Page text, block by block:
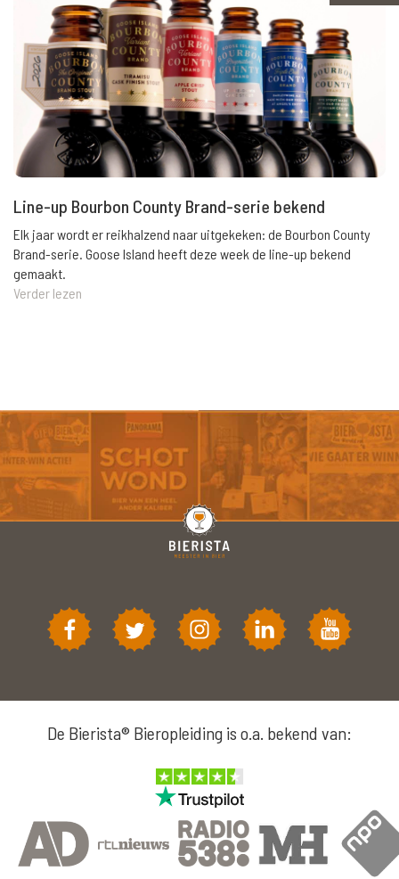
Line-up Bourbon County Brand-serie bekend
Elk jaar wordt er reikhalzend naar uitgekeken: de Bourbon County
Brand-serie. Goose Island heeft deze week de line-up bekend
gemaakt.
Verder lezen
De Bierista® Bieropleiding is o.a. bekend van: